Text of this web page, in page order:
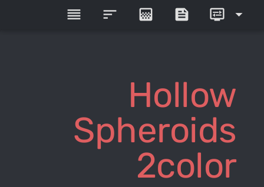
reorder sort gradient feed display_settings arrow_drop_down
Hollow
Spheroids
2color